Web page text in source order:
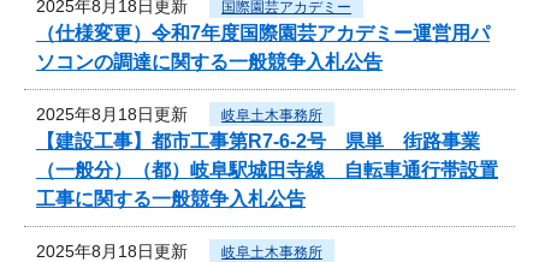
2025年8月18日更新 国際園芸アカデミー
（仕様変更）令和7年度国際園芸アカデミー運営用パ
ソコンの調達に関する一般競争入札公告
2025年8月18日更新 岐阜土木事務所
【建設工事】都市工事第R7-6-2号 県単 街路事業
（一般分）（都）岐阜駅城田寺線 自転車通行帯設置
工事に関する一般競争入札公告
2025年8月18日更新 岐阜土木事務所